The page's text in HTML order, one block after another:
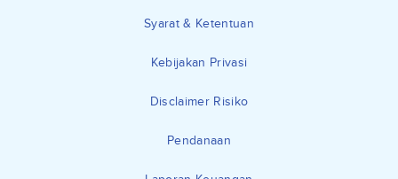
Syarat & Ketentuan
Kebijakan Privasi
Disclaimer Risiko
Pendanaan